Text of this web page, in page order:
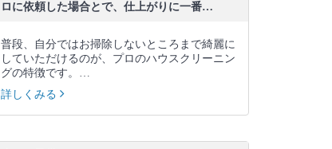
ロに依頼した場合とで、仕上がりに一番…
普段、自分ではお掃除しないところまで綺麗に
していただけるのが、プロのハウスクリーニン
グの特徴です。…
詳しくみる